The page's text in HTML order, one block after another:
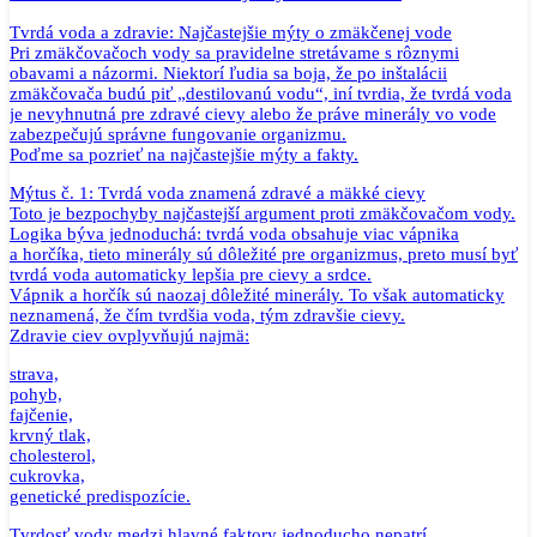
Tvrdá voda a zdravie: Najčastejšie mýty o zmäkčenej vode
Pri zmäkčovačoch vody sa pravidelne stretávame s rôznymi
obavami a názormi. Niektorí ľudia sa boja, že po inštalácii
zmäkčovača budú piť „destilovanú vodu“, iní tvrdia, že tvrdá voda
je nevyhnutná pre zdravé cievy alebo že práve minerály vo vode
zabezpečujú správne fungovanie organizmu.
Poďme sa pozrieť na najčastejšie mýty a fakty.
Mýtus č. 1: Tvrdá voda znamená zdravé a mäkké cievy
Toto je bezpochyby najčastejší argument proti zmäkčovačom vody.
Logika býva jednoduchá: tvrdá voda obsahuje viac vápnika
a horčíka, tieto minerály sú dôležité pre organizmus, preto musí byť
tvrdá voda automaticky lepšia pre cievy a srdce.
Vápnik a horčík sú naozaj dôležité minerály. To však automaticky
neznamená, že čím tvrdšia voda, tým zdravšie cievy.
Zdravie ciev ovplyvňujú najmä:
strava,
pohyb,
fajčenie,
krvný tlak,
cholesterol,
cukrovka,
genetické predispozície.